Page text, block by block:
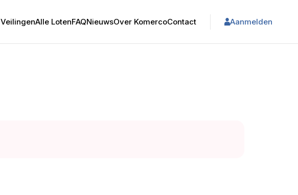
VeilingenAlle LotenFAQNieuwsOver KomercoContact Aanmelden